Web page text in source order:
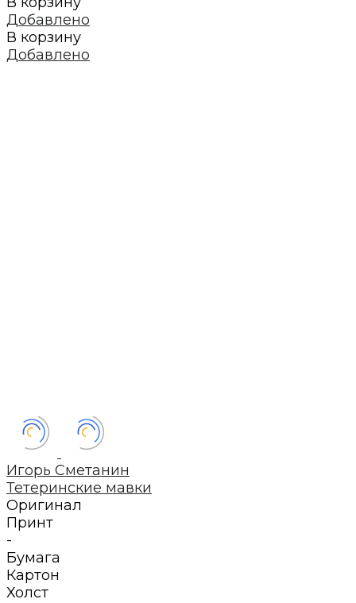
Добавлено
В корзину
Добавлено
Игорь Сметанин
Тетеринские мавки
Оригинал
Принт
-
Бумага
Картон
Холст